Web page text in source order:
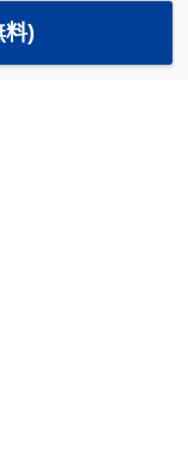
料)